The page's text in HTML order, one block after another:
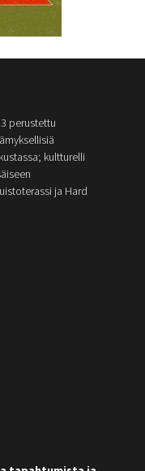
perustettu
kultturelli
ja Hard